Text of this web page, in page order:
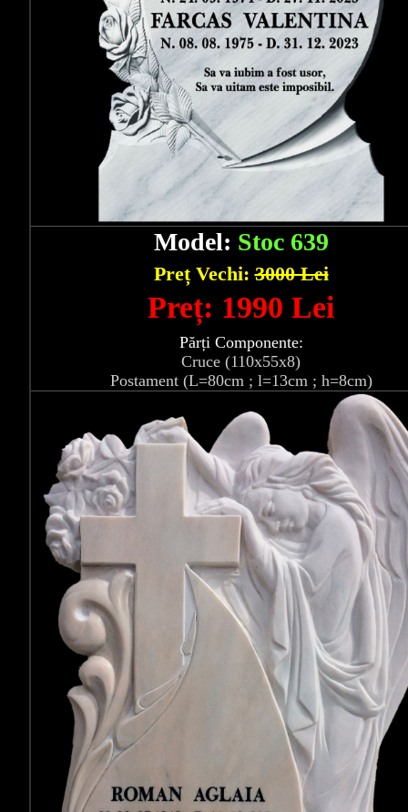
Model: Stoc 639
Preț Vechi:3000 Lei
Preț: 1990 Lei
Părți Componente:
Cruce (110x55x8)
Postament (L=80cm ; l=13cm ; h=8cm)